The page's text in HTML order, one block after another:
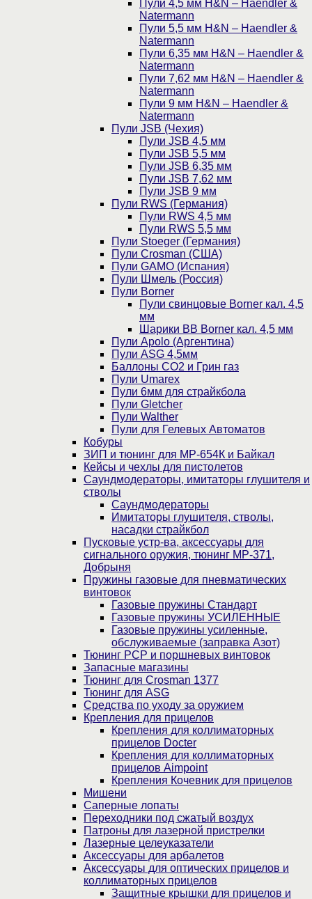
Пули 4,5 мм H&N – Haendler &
Natermann
Пули 5,5 мм H&N – Haendler &
Natermann
Пули 6,35 мм H&N – Haendler &
Natermann
Пули 7,62 мм H&N – Haendler &
Natermann
Пули 9 мм H&N – Haendler &
Natermann
Пули JSB (Чехия)
Пули JSB 4,5 мм
Пули JSB 5,5 мм
Пули JSB 6,35 мм
Пули JSB 7,62 мм
Пули JSB 9 мм
Пули RWS (Германия)
Пули RWS 4,5 мм
Пули RWS 5,5 мм
Пули Stoeger (Германия)
Пули Crosman (США)
Пули GAMO (Испания)
Пули Шмель (Россия)
Пули Borner
Пули свинцовые Borner кал. 4,5
мм
Шарики BB Borner кал. 4,5 мм
Пули Apolo (Аргентина)
Пули ASG 4,5мм
Баллоны CO2 и Грин газ
Пули Umarex
Пули 6мм для страйкбола
Пули Gletcher
Пули Walther
Пули для Гелевых Автоматов
Кобуры
ЗИП и тюнинг для МР-654К и Байкал
Кейсы и чехлы для пистолетов
Саундмодераторы, имитаторы глушителя и
стволы
Саундмодераторы
Имитаторы глушителя, стволы,
насадки страйкбол
Пусковые устр-ва, аксессуары для
сигнального оружия, тюнинг МР-371,
Добрыня
Пружины газовые для пневматических
винтовок
Газовые пружины Стандарт
Газовые пружины УСИЛЕННЫЕ
Газовые пружины усиленные,
обслуживаемые (заправка Азот)
Тюнинг PCP и поршневых винтовок
Запасные магазины
Тюнинг для Crosman 1377
Тюнинг для ASG
Средства по уходу за оружием
Крепления для прицелов
Крепления для коллиматорных
прицелов Docter
Крепления для коллиматорных
прицелов Aimpoint
Крепления Кочевник для прицелов
Мишени
Саперные лопаты
Переходники под сжатый воздух
Патроны для лазерной пристрелки
Лазерные целеуказатели
Аксессуары для арбалетов
Аксессуары для оптических прицелов и
коллиматорных прицелов
Защитные крышки для прицелов и